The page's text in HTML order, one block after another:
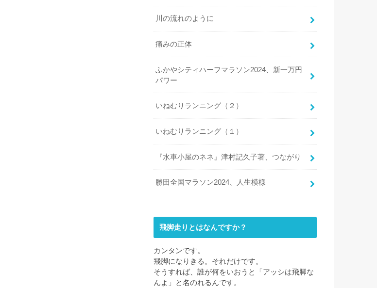
川の流れのように
痛みの正体
ふかやシティハーフマラソン2024、新一万円
パワー
いねむりランニング（２）
いねむりランニング（１）
『水車小屋のネネ』津村記久子著、つながり
勝田全国マラソン2024、人生模様
飛脚走りとはなんですか？
カンタンです。
飛脚になりきる。それだけです。
そうすれば、誰が何をいおうと「アッシは飛脚な
んよ」と名のれるんです。